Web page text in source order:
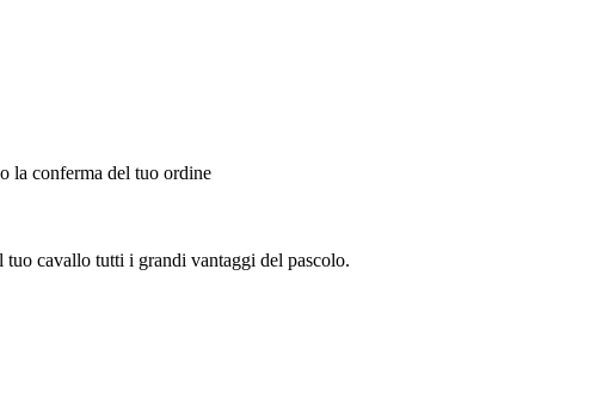
la conferma del tuo ordine
cavallo tutti i grandi vantaggi del pascolo.